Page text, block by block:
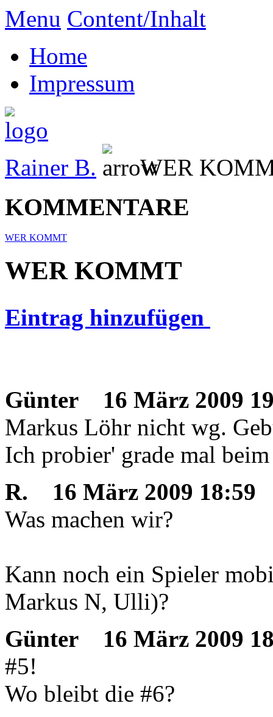
Menu Content/Inhalt
Home
Impressum
Rainer B. WER
KOMMENTARE
WER KOMMT
WER KOMMT
Eintrag hinzufügen
Günter
16 März 2009
Markus Löhr nicht wg.
Ich probier' grade mal
R.
16 März 2009 18:59
Was machen wir?
Kann noch ein Spieler
Markus N, Ulli)?
Günter
16 März 2009
#5!
Wo bleibt die #6?